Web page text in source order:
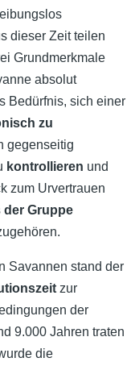
dieser Zeit teilen
Grundmerkmale
absolut
Bedürfnis, sich einer
zu
gegenseitig
kontrollieren und
zum Urvertrauen
der Gruppe
Savannen stand der
zur
der
9.000 Jahren traten
die